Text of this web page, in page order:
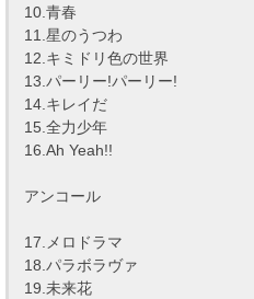
10.青春
11.星のうつわ
12.キミドリ色の世界
13.パーリー!パーリー!
14.キレイだ
15.全力少年
16.Ah Yeah!!
アンコール
17.メロドラマ
18.パラボラヴァ
19.未来花